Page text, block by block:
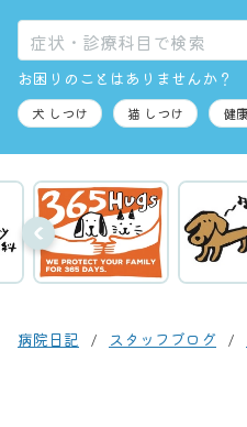
お困りのことはありませんか？
病院日記 スタッフブログ